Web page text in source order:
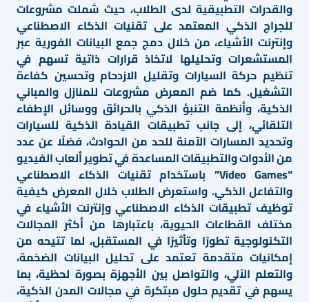
والقدرات التطبيقية لدى الطلاب، حيث شملت مشروعات
للجراج الذكي المعتمد على تقنيات الذكاء الاصطناعي
وإنترنت الأشياء، من خلال دمج جمع البيانات الفورية عبر
المستشعرات وتحليلها لاتخاذ قرارات ذاتية تسهم في
تنظيم حركة السيارات وتقليل الازدحام وتحسين كفاءة
التشغيل. كما ضم المعرض مشروعات للمنازل والمباني
الذكية، وأنظمة التنبؤ الذكي بالحرائق ووسائل الإطفاء
التلقائي، إلى جانب تطبيقات القيادة الذكية للسيارات
وتحديد المسارات الآمنة للحد من الحوادث، فضلًا عن عدد
من الأدوات والتطبيقات المساعدة في تطوير ألعاب الفيديو
“Video Games” باستخدام تقنيات الذكاء الاصطناعي
والتفاعل الذكي. واستعرض الطلاب خلال المعرض كيفية
توظيف تطبيقات الذكاء الاصطناعي وإنترنت الأشياء في
مختلف القطاعات الحيوية، باعتبارها من أكثر المجالات
التكنولوجية تطورًا وتأثيرًا في المستقبل، لما تتيحه من
إمكانيات متقدمة تعتمد على تحليل البيانات الضخمة،
والتعلم الآلي، والتواصل بين الأجهزة بصورة لحظية، بما
يسهم في تقديم حلول مبتكرة في مجالات المدن الذكية،